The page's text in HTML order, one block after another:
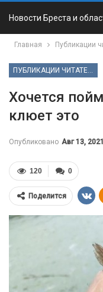
Новости Бреста и
Главная Публикации
ПУБЛИКАЦИИ ЧИТАТЕЛЕЙ
Хочется
клюет это
Опубликовано Авг 13, 2021
0
120
Поделится